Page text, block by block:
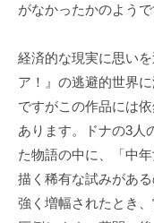
がなかったかのようで
経済的な現実に思い
ア！』の逃避的世界
ですがこの作品には
あります。ドナの3人
た物語の中に、「中
描く稀有な試みがあ
強く増幅されたとき